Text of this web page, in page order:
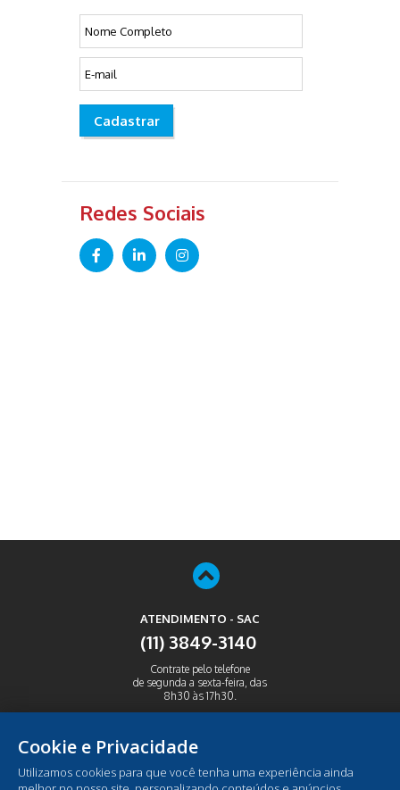
Cadastrar
Redes Sociais
ATENDIMENTO - SAC
(11) 3849-3140
Contrate pelo telefone
de segunda a sexta-feira, das
8h30 às 17h30.
Cookie e Privacidade
Utilizamos cookies para que você tenha uma experiência ainda